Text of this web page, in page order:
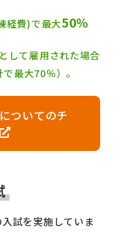
経費)で最大50％
して雇用された場合
最大70％）。
ついてのチ
試を実施していま